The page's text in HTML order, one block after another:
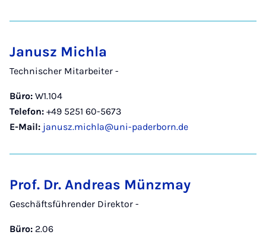
Janusz Michla
Technischer Mitarbeiter -
Büro: W1.104
Telefon: +49 5251 60-5673
E-Mail: janusz.michla@uni-paderborn.de
Prof. Dr. Andreas Münzmay
Geschäftsführender Direktor -
Büro: 2.06